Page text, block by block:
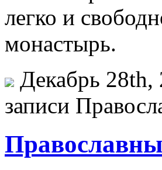
легко и
монастырь.
Декабрь 28th,
записи